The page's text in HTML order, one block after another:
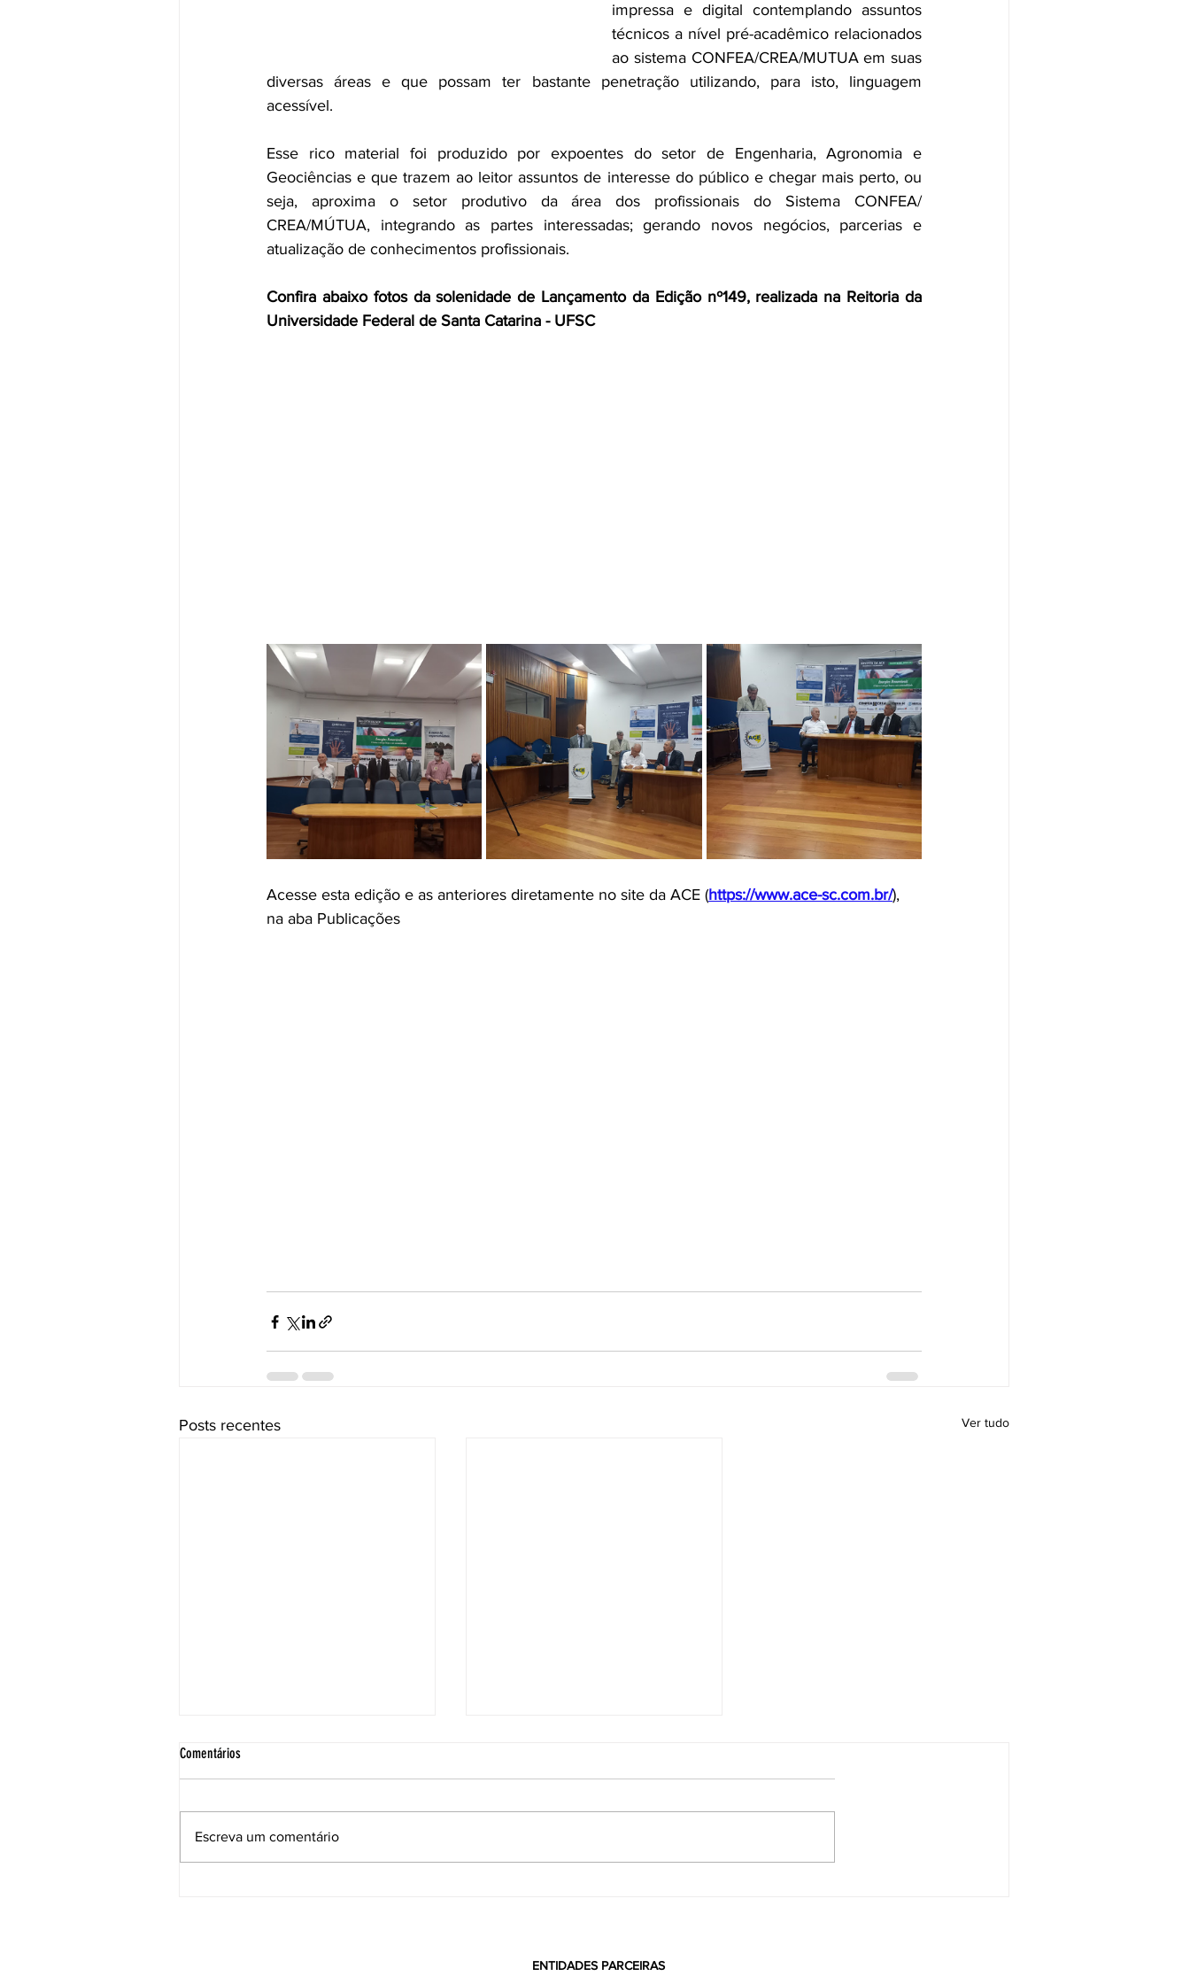
impressa e digital contemplando assuntos
técnicos a nível pré-acadêmico relacionados
ao sistema CONFEA/CREA/MUTUA em suas
diversas áreas e que possam ter bastante penetração utilizando, para isto, linguagem
acessível.
Esse rico material foi produzido por expoentes do setor de Engenharia, Agronomia e
Geociências e que trazem ao leitor assuntos de interesse do público e chegar mais perto, ou
seja, aproxima o setor produtivo da área dos profissionais do Sistema CONFEA/
CREA/MÚTUA, integrando as partes interessadas; gerando novos negócios, parcerias e
atualização de conhecimentos profissionais.
Confira abaixo fotos da solenidade de Lançamento da Edição nº149, realizada na Reitoria da
Universidade Federal de Santa Catarina - UFSC
Acesse esta edição e as anteriores diretamente no site da ACE (https://www.ace-sc.com.br/),
na aba Publicações
Posts recentes Ver tudo
Comentários
Escreva um comentário
ENTIDADES PARCEIRAS